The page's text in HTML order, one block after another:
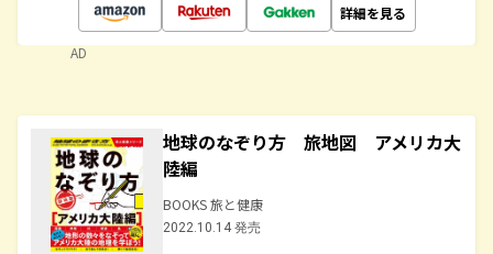
詳細を見る
AD
地球のなぞり方 旅地図 アメリカ大
陸編
BOOKS 旅と健康
2022.10.14 発売